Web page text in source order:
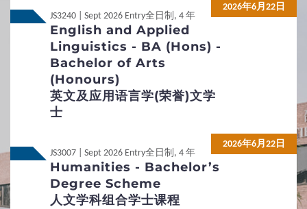
1 入学要求
基本入学资格
2 入学申请
非本地申请人的定义
JS3240 | Sept 2026 Entry全日制, 4 年
English and Applied
Linguistics - BA (Hons) -
Bachelor of Arts
(Honours)
英文及应用语言学(荣誉)文学
士
2026年6月22日
JS3007 | Sept 2026 Entry全日制, 4 年
Humanities - Bachelor’s
Degree Scheme
人文学科组合学士课程
2026年6月22日